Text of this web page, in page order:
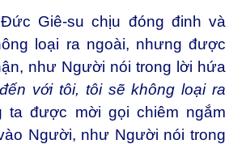
Giê-su chịu đóng đinh và
loại ra ngoài, nhưng được
như Người nói trong lời hứa
với tôi, tôi sẽ không loại ra
ta được mời gọi chiêm ngắm
Người, như Người nói trong